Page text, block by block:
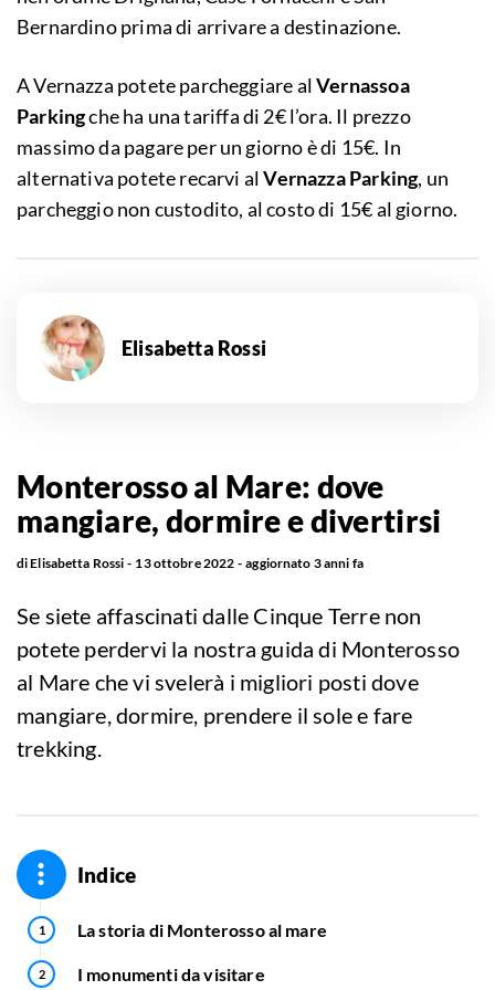
Bernardino prima di arrivare a destinazione.
A Vernazza potete parcheggiare alVernassoa
Parkingche ha una tariffa di 2€ l’ora. Il prezzo
massimo da pagare per un giorno è di 15€. In
alternativa potete recarvi alVernazza Parking, un
parcheggio non custodito, al costo di 15€ al giorno.
Elisabetta Rossi
Monterosso al Mare: dove
mangiare, dormire e divertirsi
diElisabetta Rossi 13 ottobre 2022 aggiornato 3 anni fa
Se siete affascinati dalle Cinque Terre non
potete perdervi la nostra guida di Monterosso
al Mare che vi svelerà i migliori posti dove
mangiare, dormire, prendere il sole e fare
trekking.
Indice
La storia di Monterosso al mare
I monumenti da visitare